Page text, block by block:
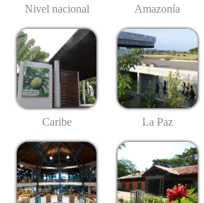
Nivel nacional Amazonía
Caribe La Paz